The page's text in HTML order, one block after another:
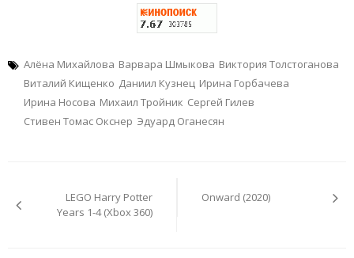
Алёна Михайлова Варвара Шмыкова Виктория Толстоганова
Виталий Кищенко Даниил Кузнец Ирина Горбачева
Ирина Носова Михаил Тройник Сергей Гилев
Стивен Томас Окснер Эдуард Оганесян
записямLEGO Harry Potter
Years 1-4 (Xbox 360)
Onward (2020)